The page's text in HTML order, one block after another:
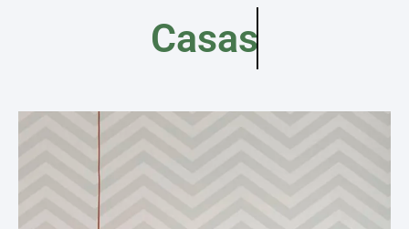
Casas